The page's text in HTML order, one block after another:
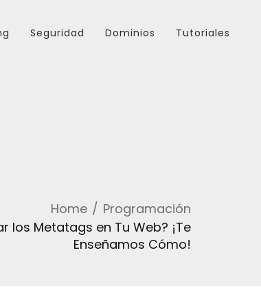
Seguridad Dominios Tutoriales
Home
Programación
los Metatags en Tu Web? ¡Te
Enseñamos Cómo!